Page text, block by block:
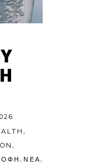
,
,
,ΝΕΑ,